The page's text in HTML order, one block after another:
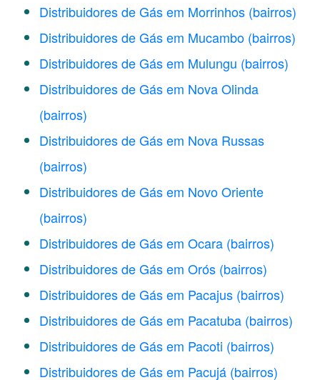
Distribuidores de Gás em Morrinhos (bairros)
Distribuidores de Gás em Mucambo (bairros)
Distribuidores de Gás em Mulungu (bairros)
Distribuidores de Gás em Nova Olinda
(bairros)
Distribuidores de Gás em Nova Russas
(bairros)
Distribuidores de Gás em Novo Oriente
(bairros)
Distribuidores de Gás em Ocara (bairros)
Distribuidores de Gás em Orós (bairros)
Distribuidores de Gás em Pacajus (bairros)
Distribuidores de Gás em Pacatuba (bairros)
Distribuidores de Gás em Pacoti (bairros)
Distribuidores de Gás em Pacujá (bairros)